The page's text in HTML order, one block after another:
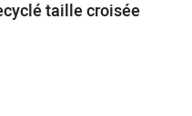
taille croisée